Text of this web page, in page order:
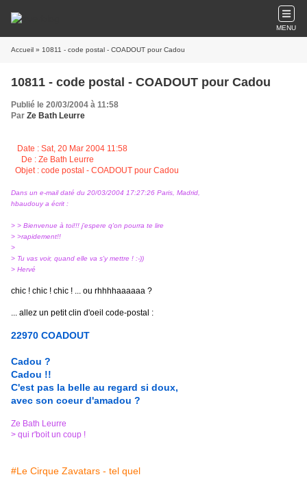
MENU
Accueil » 10811 - code postal - COADOUT pour Cadou
10811 - code postal - COADOUT pour Cadou
Publié le 20/03/2004 à 11:58
Par Ze Bath Leurre
Date : Sat, 20 Mar 2004 11:58
De : Ze Bath Leurre
Objet : code postal - COADOUT pour Cadou
Dans un e-mail daté du 20/03/2004 17:27:26 Paris, Madrid,
hbaudouy a écrit :
> > Bienvenue à toi!!! j'espere q'on pourra te lire
> >rapidement!!
>
> Tu vas voir, quand elle va s'y mettre ! :-))
> Hervé
chic ! chic ! chic ! ... ou rhhhhaaaaaa ?
... allez un petit clin d'oeil code-postal :
22970 COADOUT
Cadou ?
Cadou !!
C'est pas la belle au regard si doux,
avec son coeur d'amadou ?
Ze Bath Leurre
> qui r'boit un coup !
#Le Cirque Zavatars - tel quel